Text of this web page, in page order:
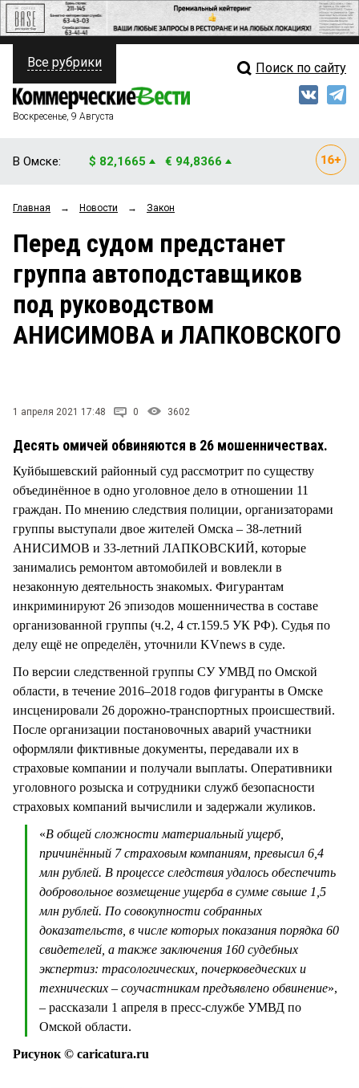
ПОЛИТИКА
ФИНАНСЫ
ОБЩЕСТВО
ЗАКОН
НОВОСТИ КОМПАНИЙ
ПРОИСШЕСТВИЯ
Свежий выпуск
Рейтинги
Блоги
Архив
Все рубрики Поиск по сайту
Воскресенье, 9 Августа
В Омске: $ 82,1665 € 94,8366
Главная → Новости → Закон
Перед судом предстанет
группа автоподставщиков
под руководством
АНИСИМОВА и ЛАПКОВСКОГО
1 апреля 2021 17:48 0 3602
Десять омичей обвиняются в 26 мошенничествах.
Куйбышевский районный суд рассмотрит по существу
объединённое в одно уголовное дело в отношении 11
граждан. По мнению следствия полиции, организаторами
группы выступали двое жителей Омска – 38-летний
АНИСИМОВ и 33-летний ЛАПКОВСКИЙ, которые
занимались ремонтом автомобилей и вовлекли в
незаконную деятельность знакомых. Фигурантам
инкриминируют 26 эпизодов мошенничества в составе
организованной группы (ч.2, 4 ст.159.5 УК РФ). Судья по
делу ещё не определён, уточнили KVnews в суде.
По версии следственной группы СУ УМВД по Омской
области, в течение 2016–2018 годов фигуранты в Омске
инсценировали 26 дорожно-транспортных происшествий.
После организации постановочных аварий участники
оформляли фиктивные документы, передавали их в
страховые компании и получали выплаты. Оперативники
уголовного розыска и сотрудники служб безопасности
страховых компаний вычислили и задержали жуликов.
«В общей сложности материальный ущерб,
причинённый 7 страховым компаниям, превысил 6,4
млн рублей. В процессе следствия удалось обеспечить
добровольное возмещение ущерба в сумме свыше 1,5
млн рублей. По совокупности собранных
доказательств, в числе которых показания порядка 60
свидетелей, а также заключения 160 судебных
экспертиз: трасологических, почерковедческих и
технических – соучастникам предъявлено обвинение»,
– рассказали 1 апреля в пресс-службе УМВД по
Омской области.
Рисунок © caricatura.ru